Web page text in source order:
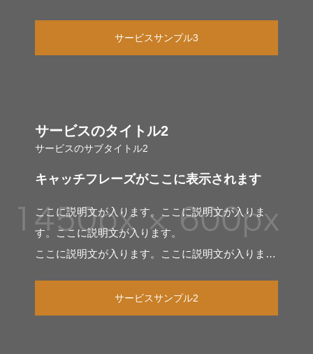
サービスサンプル3
サービスのタイトル2
サービスのサブタイトル2
キャッチフレーズがここに表示されます
ここに説明文が入ります。ここに説明文が入りま
す。ここに説明文が入ります。
ここに説明文が入ります。ここに説明文が入りま
サービスサンプル2